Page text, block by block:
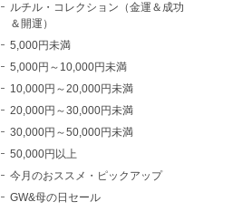
ルチル・コレクション（金運＆成功
＆開運）
5,000円未満
5,000円～10,000円未満
10,000円～20,000円未満
20,000円～30,000円未満
30,000円～50,000円未満
50,000円以上
今月のおススメ・ピックアップ
GW&母の日セール